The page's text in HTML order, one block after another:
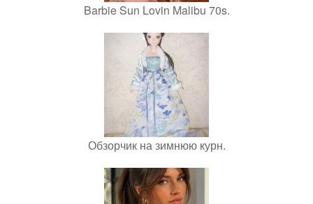
Barbie Sun Lovin Malibu 70s.
Обзорчик на зимнюю курн.